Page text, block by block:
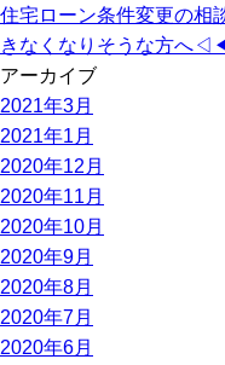
住宅ローン条件変更の
きなくなりそうな方へ
アーカイブ
2021年3月
2021年1月
2020年12月
2020年11月
2020年10月
2020年9月
2020年8月
2020年7月
2020年6月